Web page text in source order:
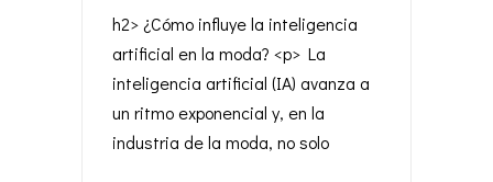
h2> ¿Cómo influye la inteligencia
artificial en la moda? <p> La
inteligencia artificial (IA) avanza a
un ritmo exponencial y, en la
industria de la moda, no solo